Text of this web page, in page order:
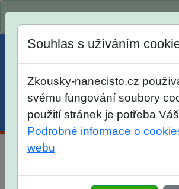
Menu Účet
ohlasy po skutečných přijímacích
Souhlas s užíváním
Zkousky-nanecisto.cz
svému fungování soubory
použití stránek je potřeba
Podrobné informace o
webu